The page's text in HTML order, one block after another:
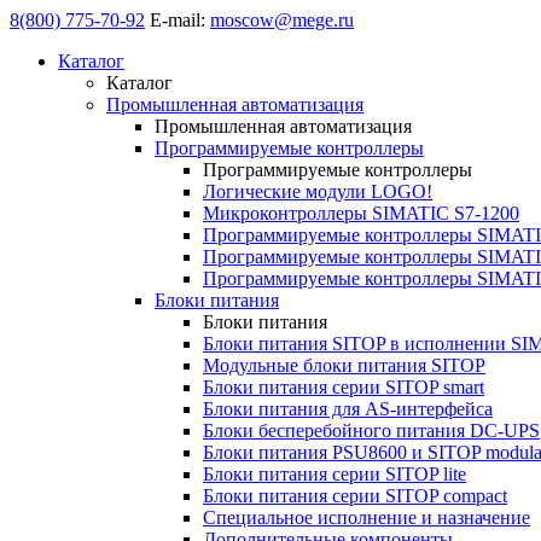
8(800) 775-70-92 E-mail: moscow@mege.ru
Каталог
Каталог
Промышленная автоматизация
Промышленная автоматизация
Программируемые контроллеры
Программируемые контроллеры
Логические модули LOGO!
Микроконтроллеры SIMATIC S7-1200
Программируемые контроллеры
Программируемые контроллеры
Программируемые контроллеры
Блоки питания
Блоки питания
Блоки питания SITOP в исполнении
Модульные блоки питания SITOP
Блоки питания серии SITOP smart
Блоки питания для AS-интерфейса
Блоки бесперебойного питания DC-UPS
Блоки питания PSU8600 и SITOP
Блоки питания серии SITOP lite
Блоки питания серии SITOP compact
Специальное исполнение и назначение